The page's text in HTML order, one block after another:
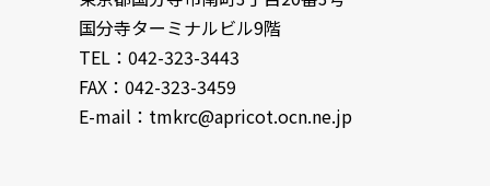
国分寺ターミナルビル9階
TEL：042-323-3443
FAX：042-323-3459
E-mail：tmkrc@apricot.ocn.ne.jp